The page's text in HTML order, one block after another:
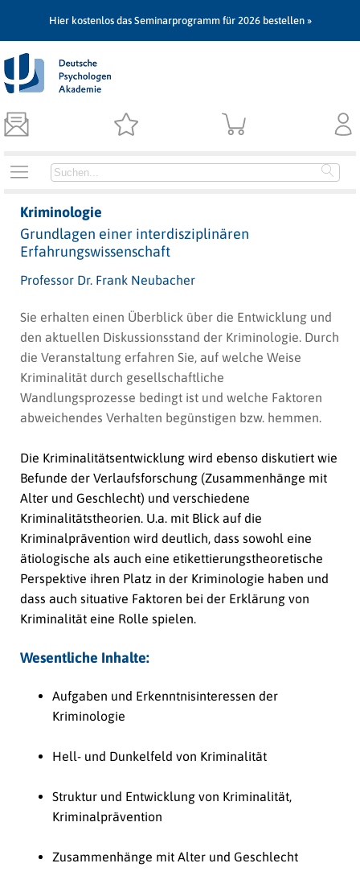
Hier kostenlos das Seminarprogramm für 2026 bestellen »
Kriminologie
Grundlagen einer interdisziplinären
Erfahrungswissenschaft
Professor Dr. Frank Neubacher
Sie erhalten einen Überblick über die Entwicklung und
den aktuellen Diskussionsstand der Kriminologie. Durch
die Veranstaltung erfahren Sie, auf welche Weise
Kriminalität durch gesellschaftliche
Wandlungsprozesse bedingt ist und welche Faktoren
abweichendes Verhalten begünstigen bzw. hemmen.
Die Kriminalitätsentwicklung wird ebenso diskutiert wie
Befunde der Verlaufsforschung (Zusammenhänge mit
Alter und Geschlecht) und verschiedene
Kriminalitätstheorien. U.a. mit Blick auf die
Kriminalprävention wird deutlich, dass sowohl eine
ätiologische als auch eine etikettierungstheoretische
Perspektive ihren Platz in der Kriminologie haben und
dass auch situative Faktoren bei der Erklärung von
Kriminalität eine Rolle spielen.
Wesentliche Inhalte:
Aufgaben und Erkenntnisinteressen der
Kriminologie
Hell- und Dunkelfeld von Kriminalität
Struktur und Entwicklung von Kriminalität,
Kriminalprävention
Zusammenhänge mit Alter und Geschlecht